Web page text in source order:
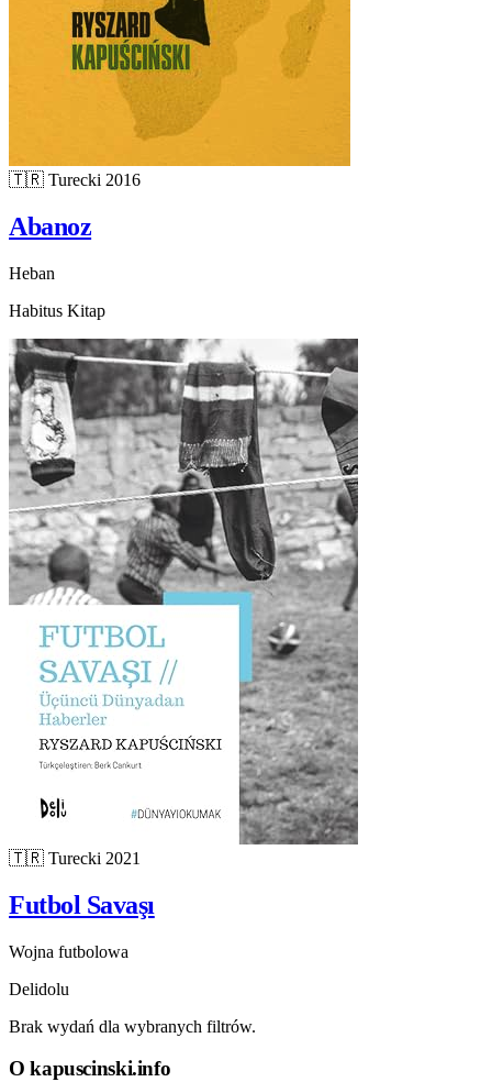
🇹🇷 Turecki 2016
Abanoz
Heban
Habitus Kitap
🇹🇷 Turecki 2021
Futbol Savaşı
Wojna futbolowa
Delidolu
Brak wydań dla wybranych filtrów.
O kapuscinski.info